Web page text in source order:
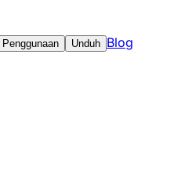
Penggunaan Unduh Blog